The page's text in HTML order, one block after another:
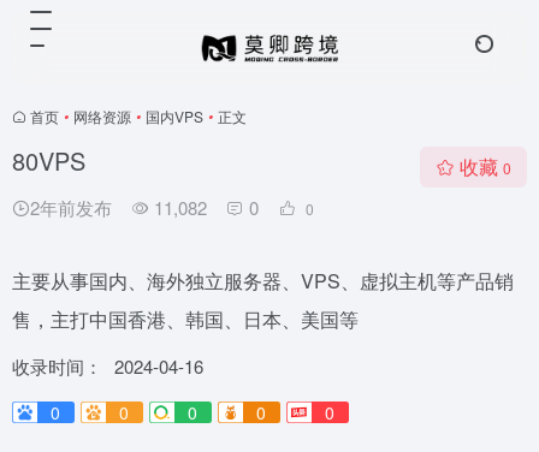
首页 • 网络资源 • 国内VPS • 正文
80VPS
2年前发布 11,082 0 0
收藏 0
主要从事国内、海外独立服务器、VPS、虚拟主机等产品销
售，主打中国香港、韩国、日本、美国等
收录时间： 2024-04-16
0 0 0 0 0